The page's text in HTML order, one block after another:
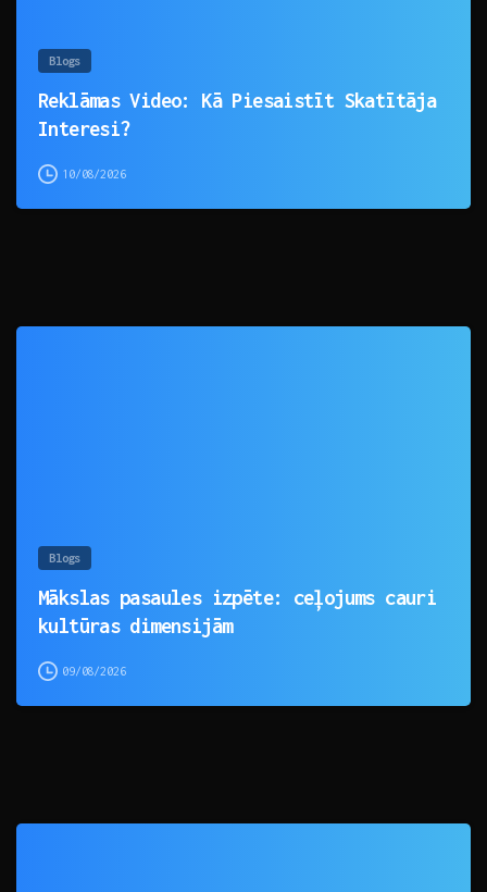
Blogs
Reklāmas Video: Kā Piesaistīt Skatītāja
Interesi?
10/08/2026
Blogs
Mākslas pasaules izpēte: ceļojums cauri
kultūras dimensijām
09/08/2026